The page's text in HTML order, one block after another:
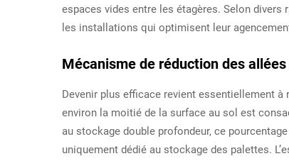
espaces vides entre les étagères. Selon
les installations qui optimisent leur
Mécanisme de réduction des
Devenir plus efficace revient essentiellement à
environ la moitié de la surface au sol est
au stockage double profondeur, ce
uniquement dédié au stockage des palettes.